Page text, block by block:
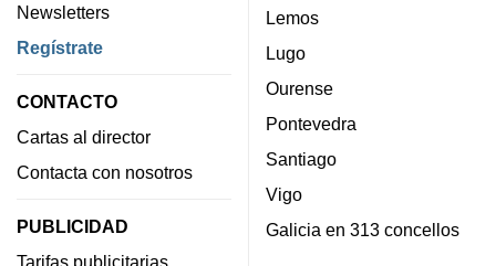
Newsletters
Regístrate
CONTACTO
Cartas al director
Contacta con nosotros
PUBLICIDAD
Tarifas publicitarias
Lemos
Lugo
Ourense
Pontevedra
Santiago
Vigo
Galicia en 313 concellos